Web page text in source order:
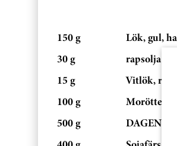
150 g
Lök, gul,
30 g
rapsolja
15 g
Vitlök, riven
100 g
Morötter,
500 g
DAGENS